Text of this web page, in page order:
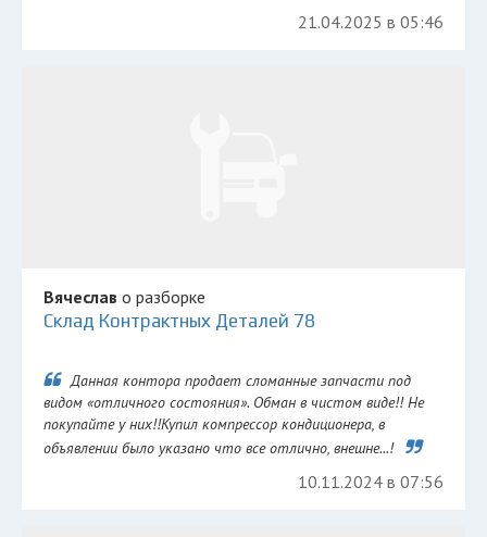
21.04.2025 в 05:46
Вячеслав о разборке
Склад Контрактных Деталей 78
Данная контора продает сломанные запчасти под
видом «отличного состояния». Обман в чистом виде!! Не
покупайте у них!!Купил компрессор кондиционера, в
объявлении было указано что все отлично, внешне...!
10.11.2024 в 07:56